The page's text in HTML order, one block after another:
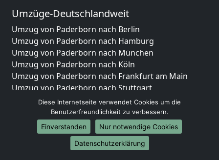
Umzüge-Deutschlandweit
Umzug von Paderborn nach Berlin
Umzug von Paderborn nach Hamburg
Umzug von Paderborn nach München
Umzug von Paderborn nach Köln
Umzug von Paderborn nach Frankfurt am Main
Umzug von Paderborn nach Stuttgart
Umzug von Paderborn nach Düsseldorf
Umzug von Paderborn nach Leipzig
Umzug von Paderborn nach Dortmund
Umzug von Paderborn nach Essen
Umzug von Paderborn nach Bremen
Diese Internetseite verwendet Cookies um die
Benutzerfreundlichkeit zu verbessern.
Einverstanden
Nur notwendige Cookies
Datenschutzerklärung